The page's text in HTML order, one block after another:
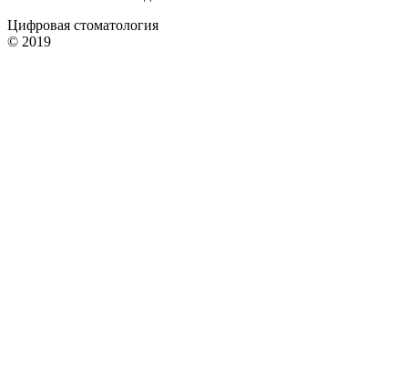
Цифровая стоматология
© 2019